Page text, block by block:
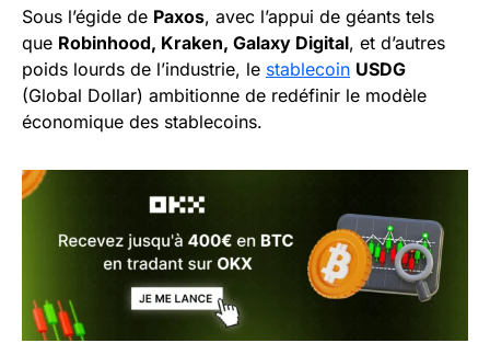
Sous l’égide de Paxos, avec l’appui de géants tels
que Robinhood, Kraken, Galaxy Digital, et d’autres
poids lourds de l’industrie, le stablecoin USDG
(Global Dollar) ambitionne de redéfinir le modèle
économique des stablecoins.